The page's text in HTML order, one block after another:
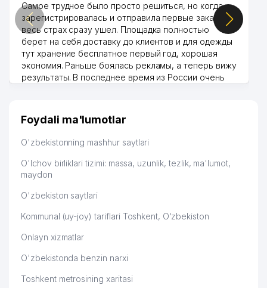
Самое трудное было просто решиться, но когда
зарегистрировалась и отправила первые заказы,
весь страх сразу ушел. Площадка полностью
берет на себя доставку до клиентов и для одежды
тут хранение бесплатное первый год, хорошая
экономия. Раньше боялась рекламы, а теперь вижу
результаты. В последнее время из России очень
дальше развиваюсь потихоньку😊
Hamida 03.08.2026 12:45:39
Foydali ma'lumotlar
O'zbekistonning mashhur saytlari
O'lchov birliklari tizimi: massa, uzunlik, tezlik, ma'lumot,
maydon
O'zbekiston saytlari
Kommunal (uy-joy) tariflari Toshkent, O‘zbekiston
Onlayn xizmatlar
O'zbekistonda benzin narxi
Toshkent metrosining xaritasi